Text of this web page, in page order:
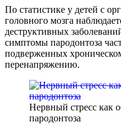
По статистике у детей с
головного мозга
деструктивных
симптомы пародонтоза
подверженных
перенапряжению.
Нервный стресс как
пародонтоза